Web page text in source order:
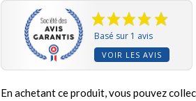
Basé sur 1 avis
VOIR LES AVIS
En achetant ce produit, vous pouvez